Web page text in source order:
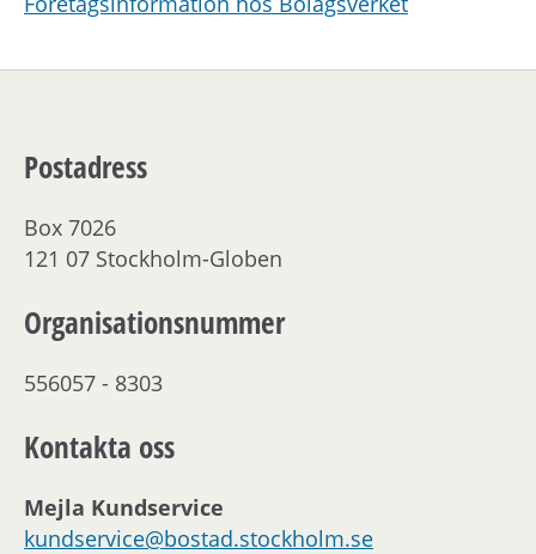
Postadress
Box 7026
121 07 Stockholm-Globen
Organisationsnummer
556057 - 8303
Kontakta oss
Mejla Kundservice
kundservice@bostad.stockholm.se